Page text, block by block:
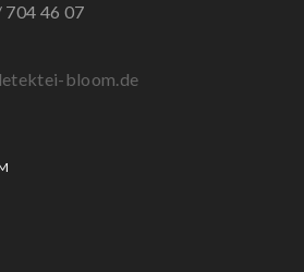
704 46 07
bloom.de